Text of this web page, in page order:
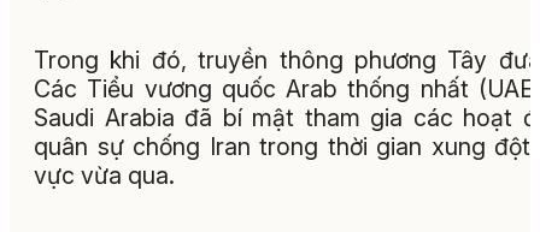
Trong khi đó, truyền thông phương Tây
Các Tiểu vương quốc Arab thống nhất
Saudi Arabia đã bí mật tham gia các hoạt
quân sự chống Iran trong thời gian xung đột
vực vừa qua.